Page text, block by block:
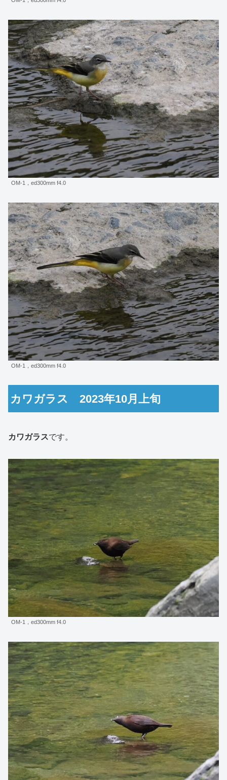
OM-1，ed300mm f4.0
OM-1，ed300mm f4.0
カワガラス 2023年10月上旬
カワガラスです。
OM-1，ed300mm f4.0